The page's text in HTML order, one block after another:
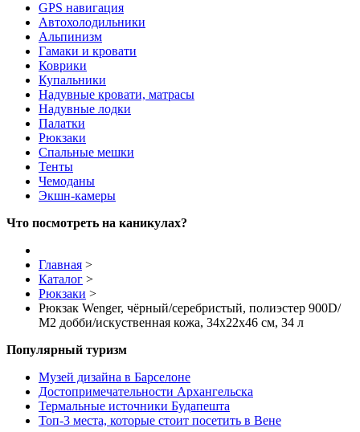
GPS навигация
Автохолодильники
Альпинизм
Гамаки и кровати
Коврики
Купальники
Надувные кровати, матрасы
Надувные лодки
Палатки
Рюкзаки
Спальные мешки
Тенты
Чемоданы
Экшн-камеры
Что посмотреть на каникулах?
Главная >
Каталог >
Рюкзаки >
Рюкзак Wenger, чёрный/серебристый, полиэстер 900D/
М2 добби/искуственная кожа, 34x22x46 см, 34 л
Популярный туризм
Музей дизайна в Барселоне
Достопримечательности Архангельска
Термальные источники Будапешта
Топ-3 места, которые стоит посетить в Вене